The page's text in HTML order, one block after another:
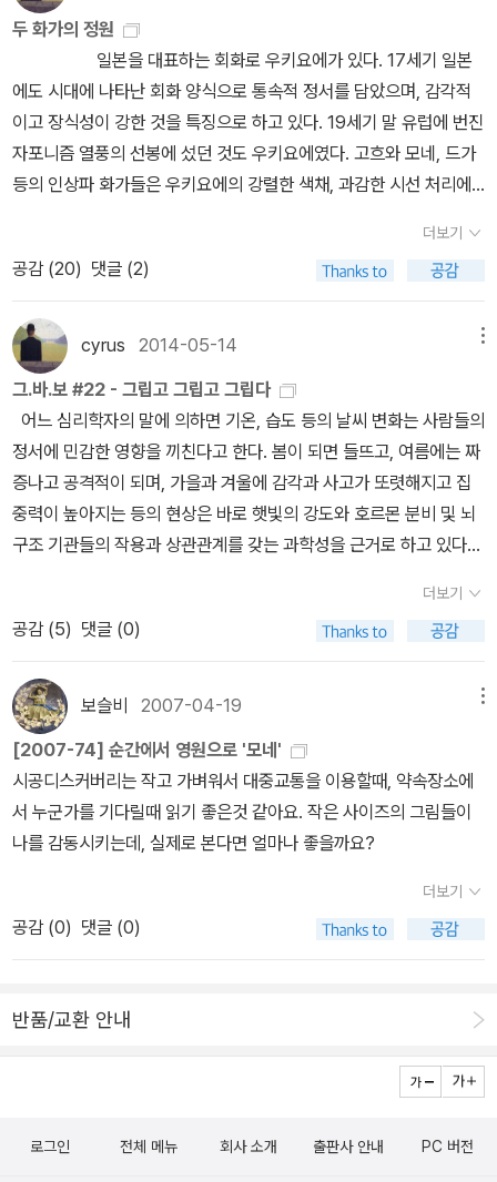
카미유에 대한 깊은 사랑을 간직한 모네의 마음에 푹 빠져 버리고 말
았더랬다. (1886년) 그렇게 관심을 갖게 된 모네에 책 <모네가 사랑
한 정원>은 나를 무척 행복하게 해주었더랬다. 사치를 해야 했지만
아름다운 정원을 위해서 공간을 조성하고 끊임없는 마찰 속에서도 식
물을 심고 가꾸며 화폭에 담아내기까지의 과정들이 찬란한 그림이 되
어 그림에 대한 안목이 전혀없던 나에게도 아름다움을 선사했다. 모
네는 그림을 보러 온 사람들에게 ' 그림을 이해하려면 백 마디 설명 보
다 자신이 직접 가꾼 정원을 보는 게 낫다'며 직접 가꾼 정원을 보여주
길 좋아했는데, 그림보다 식물의 아름다움을 피력하는 이 화가의 다
된 아이리스가 흐드러지게 핀 그림이랄지 오솔길을 감싸는 해바라기
그림은 너무 아름다워 한동안 눈을 떼지 못하게 했더랬다. <아이리
스가 있는 모네의 정원> <베퇴유의 화가의 정원> 그런데 책을 읽
으며 조금 의아한 부분이 생겼더랬다. 한때 모네의 후원자였던 에르
네스트 오슈데가 파산을 하자 오슈데의 아내였던 알리스와 그녀의 자
식들이 함께 모네의 집에서 생활하게 되었다는 부분과 그렇게 함께
생활하게 된 알리스는 아픈 카미유를 지극 정성으로 돌보며 임종까지
보살폈다는 것, 그리고 알리스와 별거 중이던 오슈거가 죽은 후 1년이
다. 아무리 후원자의 아내였다고는 하나 버젓이 남편이 있는 여인이
어찌하야 모네의 집에서 머물게 되었는지 궁금증이 커져 갔지만 이
책에서는 그에 관련된 이야기는 일체 담지 않았다. 할 수 없이 인터넷
으로 검색을 해보았다. 그랬더니 미술평론가 이주헌님의 <그리다,
너를 >편에 소개된 글을 찾게 되었는데1876년 여름 에르네스트 오
슈데로부터 의뢰를 받은 모네가 판널화 그림을 제작하기 위해 그의
집에서 3개월 동안 지내게 되었는데, 이때 만나게된 오슈거의 아내
알리스와의 은밀한 밀회가 시작되었다는 것이며 이미 카미유를 모델
로 그렸던 첫번째 작품 <파라솔을 든 여인 1875년>을 그릴 당시에
알리스와 밀회가 이루워지고 있었을 것이라고 추정한다.(하! 이럴수
다도 일찍 알리스를 알고 있었다는 이야기가 되는데...더욱이 알리스
작 <파라솔을 든 여인>의 그림 (얼굴없는 여인의 그림)은 알리스가
아니라 알리스의 맏딸 수잔이란 사실을 알게 되었는데 1873년부터
모네와 갈등이 시작된 카미유가 서른둘의 나이에 병으로 죽기까지 모
든 여인) 아마 카미유에게 미안한 마음이 들었을 거라는 설명이 인상
두 화가의 정원
에도 시대에 나타난 회화 양식으로 통속적 정서를 담았으며, 감각적
이고 장식성이 강한 것을 특징으로 하고 있다. 19세기 말 유럽에 번진
자포니즘 열풍의 선봉에 섰던 것도 우키요에였다. 고흐와 모네, 드가
등의 인상파 화가들은 우키요에의 강렬한 색채, 과감한 시선 처리에
도로 열렬한 수집광이었다. 말년에 그는 파리 근교 지베르니에 집을
짓고 연못에 일본식 다리가 놓인 정원을 가꾸었다. 이러한 연관성에
의미를 부여해서인지 지베르니를 ‘일본식 정원’ 혹은 ‘일본풍 정원’으
로 잘못 소개하는 책이나 칼럼니스트, 기자가 많다. 작
은 침실에서 북적이는 사람들의 소음을 등 뒤로 한 채 내려다본 바깥
정원 풍경은 온통 푸른색과 흰색, 붉은색 등의 갖가지 색들이 뒤엉켜
강렬한 빛을 발하여 5월의 따사로운 햇볕에 더욱 발랄하게 느껴졌다.
정원으로 나와 청보라색 라벤더와 연분홍색 튤립이 흐드러지게 피어
있는 예쁜 꽃밭 사이를 이리저리 거닐며 지하통로를 통과하니, 모네
의 명작 '수련'이 탄생된 일본풍 정원과 연못이 나타난다. (《서유럽 자
동차 여행》 중에서) 지베르니에는 모네와 친분이 있는 화가와 미술
상들이 방문했는데, 그중에 다다마라 하야시라는 일본 출신의 미술상
도 있었다. 다다마라 하야시가 구체적으로 어떤 인물인지 알려줄 정
물로 추정된다. 하야시는 수련이 있는 물의 정원이 일본식 정원을 모
방했다고 주장했는데, 모네는 그의 주장을 부정했다. 아치형 다리는
일본의 양식을 따랐지만, 모네가 직접 고르고 심은 꽃들 중에 일본에
서 가져온 것도 있었지만, 대부분은 지베르니 토착종이거나 유럽에
자라는 것들이다. 모네가 정말로 일본식 정원을 만들 계획이었으면
일본에 직접 들여온 식물 위주로 심었어야 했다. 하야시는 지베르니
했다. 하야시처럼 국가의 문화를 과도하게 부각해서 미화하는 태도를
‘국뽕’(국수주의를 뜻하는 은어)이라고 한다. 모네가 일본 문화에 애
착을 가졌다는 이유만으로 지베르니 정원을 ‘일본식 정원’이라고 주
업실을 만들고, 정원을 소재로 많은 그림을 남겼지만, 정원에서 예술
던 화가들은 파리 근교에 있는 시골에 살면서 풍경화를 그렸다. 특히
-sur-Oise)는 화가들의 근거지였다. 지베르니는 파
더보기
공감 (20) 댓글 (2)
cyrus 2014-05-14
그.바.보 #22 - 그립고 그립고 그립다
어느 심리학자의 말에 의하면 기온, 습도 등의 날씨 변화는 사람들의
정서에 민감한 영향을 끼친다고 한다. 봄이 되면 들뜨고, 여름에는 짜
증나고 공격적이 되며, 가을과 겨울에 감각과 사고가 또렷해지고 집
중력이 높아지는 등의 현상은 바로 햇빛의 강도와 호르몬 분비 및 뇌
구조 기관들의 작용과 상관관계를 갖는 과학성을 근거로 하고 있다는
비자 심리 연구에 크게 기여할 정도라고 한다. 한줄기 햇살, 바람 한
점에 마음이 흔들리는 여린 인간과 자연의 관계를 다시금 생각하게
된다. 다른 날, 같은 장소를 배경으로 찍은 사진들에서 느껴지는 묘한
기분처럼 각기 다른 계절의 같은 풍경을 담아낸 그림도 많은 느낌의
차이를 전달한다. 날씨와 계절, 시간 등에 의해 변하는 대상에 대한 느
낌을 가장 열성적으로 관찰하고 표현했던 화가로 클로드 모네를 떠올
릴 수 있다. 클로드 모네 「양산을 쓴 여인」 1886년 주로 자연
풍경을 묘사하는데 적극적이었던 모네에게 「양산을 쓴 여인」 3점의
인물화는 드문 주제였지만 ‘빛을 사랑했던 화가’라는 별칭만큼 빛을
좇는 그의 붓놀림이 경쾌하게 살아있는 작품이다. 인상주의 화법은
마치 부서지는 햇살을 받아 반사하는 사물의 색채감을 묘사한다. 혼
것이다. 자연의 변화에 흔들리는 인간의 마음이 화사한 빛이 맑게 퍼
짧은 붓 터치가 만들어 낸 새털구름과 풋풋한 풀 무더기들이
여인을 받쳐 안는다. 이내 여인의 치마폭을 감싸고도는 바람이 빛과
어둠, 구름과 풀무더기에 자연의 역동성을 불어넣어 준다. 화가는 하
더보기
공감 (5) 댓글 (0)
보슬비 2007-04-19
[2007-74] 순간에서 영원으로 '모네'
시공디스커버리는 작고 가벼워서 대중교통을 이용할때, 약속장소에
서 누군가를 기다릴때 읽기 좋은것 같아요. 작은 사이즈의 그림들이
나를 감동시키는데, 실제로 본다면 얼마나 좋을까요?
더보기
공감 (0) 댓글 (0)
반품/교환 안내
로그인 전체 메뉴 회사 소개 출판사 안내 PC 버전